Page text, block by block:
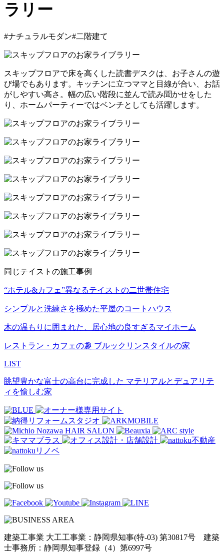
ラリー
#ナチュラルモダン#二階建て
スキップフロアで床を高くした読書デスクは、お子さんの遊
び場でもあります。キッチンに立つママと目線が合い、お話
がしやすい高さ。幅の広い階段に並んで読み聞かせをした
り、ホームパーティーではベンチとしても活躍します。
同じテイストの施工事例
“ホテル&カフェ”異なるテイストの二世帯住宅
シンプルと洗練さを極めた平屋のコートハウス
木の温もりに囲まれた、居心地の良すぎるマイホーム
レストラン・カフェの趣 ブルックリンスタイルの家
LIST
眺望豊かな富士の高台に完成した マテリアルとデュアリテ
ィを愉しむ家
建築工事業 大工工事業：静岡県知事(特-03) 第30817号 建築
士事務所：静岡県知事登録（4）第6997号